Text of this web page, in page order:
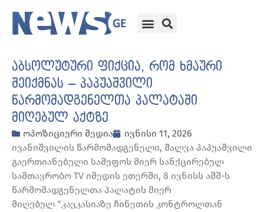
აბსოლუტური ფიქცია, რომ ხმაური
შეიქმნას – პაპუაშვილი
წარმომადგენელთა პალატაში
მიღებულ აქტზე
ოპოზიციური მედია
ივნისი 11, 2026
ივანიშვილის წარმომადგენელი, შალვა პაპუაშვილი
გაერთიანებული სამეფოს მიერ სანქცირებულ
სამთავრობო TV იმედის ეთერში, 8 ივნისს აშშ-ს
წარმომადგენელთა პალატის მიერ
მიღებულ “კავკასიაზე ჩინეთის კონტროლთან